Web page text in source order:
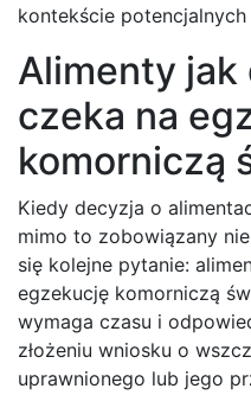
kontekście potencjalnych
Alimenty jak
czeka na
komorniczą
Kiedy decyzja o
mimo to zobowiązany
się kolejne pytanie:
egzekucję komorniczą
wymaga czasu i
złożeniu wniosku o
uprawnionego lub jego